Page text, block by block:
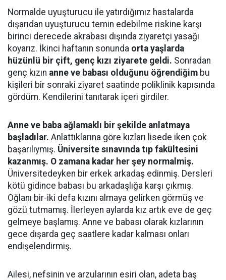
Normalde uyuşturucu ile yatırdığımız hastalarda
dışarıdan uyuşturucu temin edebilme riskine karşı
birinci derecede akrabası dışında ziyaretçi yasağı
koyarız. İkinci haftanın sonunda orta yaşlarda
hüzünlü bir çift, genç kızı ziyarete geldi. Sonradan
genç kızın anne ve babası olduğunu öğrendiğim bu
kişileri bir sonraki ziyaret saatinde poliklinik kapısında
gördüm. Kendilerini tanıtarak içeri girdiler.
Anne ve baba ağlamaklı bir şekilde anlatmaya
başladılar. Anlattıklarına göre kızları lisede iken çok
başarılıymış. Üniversite sınavında tıp fakültesini
kazanmış. O zamana kadar her şey normalmiş.
Üniversitedeyken bir erkek arkadaş edinmiş. Dersleri
kötü gidince babası bu arkadaşlığa karşı çıkmış.
Oğlanı bir-iki defa kızını almaya gelirken görmüş ve
gözü tutmamış. İlerleyen aylarda kız artık eve de geç
gelmeye başlamış. Anne ve babası olarak kızlarının
gece dışarda geç saatlere kadar kalması onları
endişelendirmiş.
Ailesi, nefsinin ve arzularının esiri olan, adeta baş